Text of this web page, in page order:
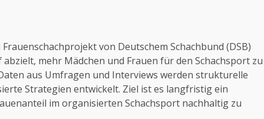
von Deutschem Schachbund (DSB)
mehr Mädchen und Frauen für den Schachsport zu
aus Umfragen und Interviews werden strukturelle
Strategien entwickelt. Ziel ist es langfristig ein
im organisierten Schachsport nachhaltig zu